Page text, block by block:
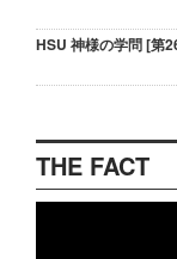
HSU 神様の学問 [第
THE FACT